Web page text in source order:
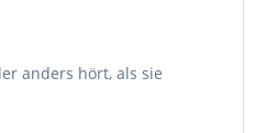
hört, als sie